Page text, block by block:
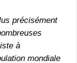
précisément
à
mondiale